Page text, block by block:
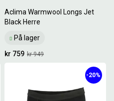
Aclima Warmwool Longs Jet
Black Herre
På lager
kr 949
kr 759
-20%